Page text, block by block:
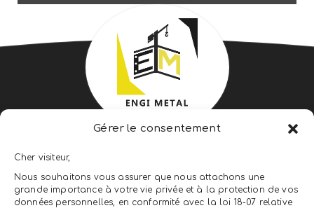
Gérer le consentement
Cher visiteur,
Nous souhaitons vous assurer que nous attachons une
grande importance à votre vie privée et à la protection de vos
données personnelles, en conformité avec la loi 18-07 relative
ENGI METAL ENGINEERING &
CONSTRUCTION
LEADER DU CLÉS EN MAIN